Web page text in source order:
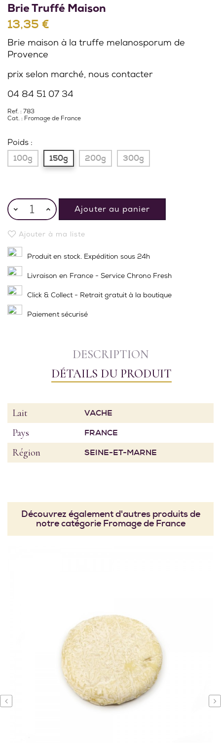
Brie Truffé Maison
13,35 €
Brie maison à la truffe melanosporum de
Provence
prix selon marché, nous contacter
04 84 51 07 34
Ref. : 783
Cat. : Fromage de France
Poids :
100g
150g 200g 300g
Ajouter au panier
Ajouter à ma liste
Produit en stock. Expédition sous 24h
Livraison en France - Service Chrono Fresh
Click & Collect - Retrait gratuit à la boutique
Paiement sécurisé
DESCRIPTION
DÉTAILS DU PRODUIT
Lait VACHE
Pays FRANCE
Région SEINE-ET-MARNE
Découvrez également d'autres produits de
notre catégorie Fromage de France